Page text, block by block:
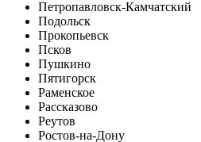
Петропавловск-Камчатский
Подольск
Прокопьевск
Псков
Пушкино
Пятигорск
Раменское
Рассказово
Реутов
Ростов-на-Дону